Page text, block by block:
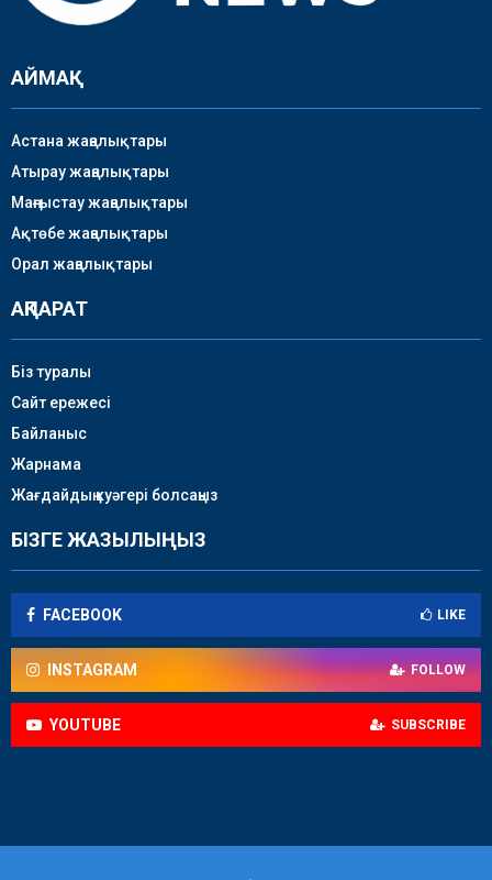
АЙМАҚ
Астана жаңалықтары
Атырау жаңалықтары
Маңғыстау жаңалықтары
Ақтөбе жаңалықтары
Орал жаңалықтары
АҚПАРАТ
Біз туралы
Сайт ережесі
Байланыс
Жарнама
Жағдайдың куәгері болсаңыз
БІЗГЕ ЖАЗЫЛЫҢЫЗ
FACEBOOK LIKE
INSTAGRAM FOLLOW
YOUTUBE SUBSCRIBE